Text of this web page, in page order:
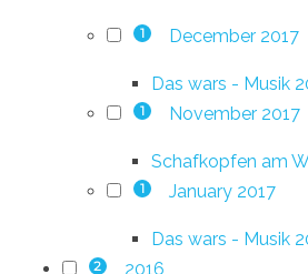
1 December 2017
Das wars - Musik
1 November 2017
Schafkopfen am
1 January 2017
Das wars - Musik
2 2016